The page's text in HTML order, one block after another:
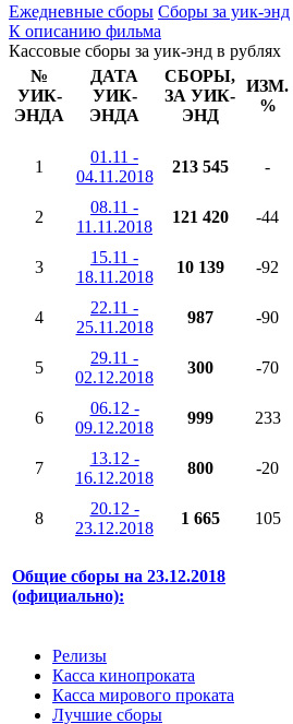
Ежедневные сборы Сборы за уик-энд
К описанию фильма
Кассовые сборы за уик-энд в рублях
№
УИК-
ЭНДА
ДАТА
УИК-
ЭНДА
СБОРЫ,
ЗА УИК-
ЭНД
ИЗМ.
%
1
01.11 -
04.11.2018
213 545 -
2
08.11 -
11.11.2018
121 420 -44
3
15.11 -
18.11.2018
10 139 -92
4
22.11 -
25.11.2018
987 -90
5
29.11 -
02.12.2018
300 -70
6
06.12 -
09.12.2018
999 233
7
13.12 -
16.12.2018
800 -20
8
20.12 -
23.12.2018
1 665 105
Общие сборы на 23.12.2018
(официально):
Релизы
Касса кинопроката
Касса мирового проката
Лучшие сборы